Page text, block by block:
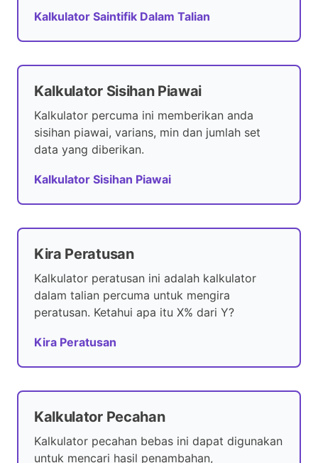
Kalkulator Saintifik Dalam Talian
Kalkulator Sisihan Piawai
Kalkulator percuma ini memberikan anda
sisihan piawai, varians, min dan jumlah set
data yang diberikan.
Kalkulator Sisihan Piawai
Kira Peratusan
Kalkulator peratusan ini adalah kalkulator
dalam talian percuma untuk mengira
peratusan. Ketahui apa itu X% dari Y?
Kira Peratusan
Kalkulator Pecahan
Kalkulator pecahan bebas ini dapat digunakan
untuk mencari hasil penambahan,